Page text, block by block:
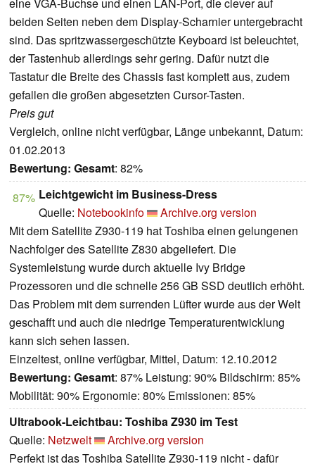
eine VGA-Buchse und einen LAN-Port, die clever auf
beiden Seiten neben dem Display-Scharnier untergebracht
sind. Das spritzwassergeschützte Keyboard ist beleuchtet,
der Tastenhub allerdings sehr gering. Dafür nutzt die
Tastatur die Breite des Chassis fast komplett aus, zudem
gefallen die großen abgesetzten Cursor-Tasten.
Preis gut
Vergleich, online nicht verfügbar, Länge unbekannt, Datum:
01.02.2013
Bewertung: Gesamt: 82%
87% Leichtgewicht im Business-Dress
Quelle: Notebookinfo
Archive.org version
Mit dem Satellite Z930-119 hat Toshiba einen gelungenen
Nachfolger des Satellite Z830 abgeliefert. Die
Systemleistung wurde durch aktuelle Ivy Bridge
Prozessoren und die schnelle 256 GB SSD deutlich erhöht.
Das Problem mit dem surrenden Lüfter wurde aus der Welt
geschafft und auch die niedrige Temperaturentwicklung
kann sich sehen lassen.
Einzeltest, online verfügbar, Mittel, Datum: 12.10.2012
Bewertung: Gesamt: 87% Leistung: 90% Bildschirm: 85%
Mobilität: 90% Ergonomie: 80% Emissionen: 85%
Ultrabook-Leichtbau: Toshiba Z930 im Test
Quelle: Netzwelt
Archive.org version
Perfekt ist das Toshiba Satellite Z930-119 nicht - dafür